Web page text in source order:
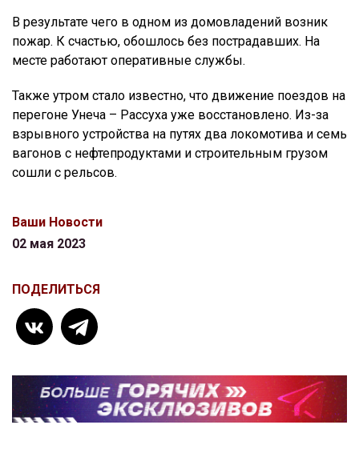
В результате чего в одном из домовладений возник
пожар. К счастью, обошлось без пострадавших. На
месте работают оперативные службы.
Также утром стало известно, что движение поездов на
перегоне Унеча – Рассуха уже восстановлено. Из-за
взрывного устройства на путях два локомотива и семь
вагонов с нефтепродуктами и строительным грузом
сошли с рельсов.
Ваши Новости
02 мая 2023
ПОДЕЛИТЬСЯ